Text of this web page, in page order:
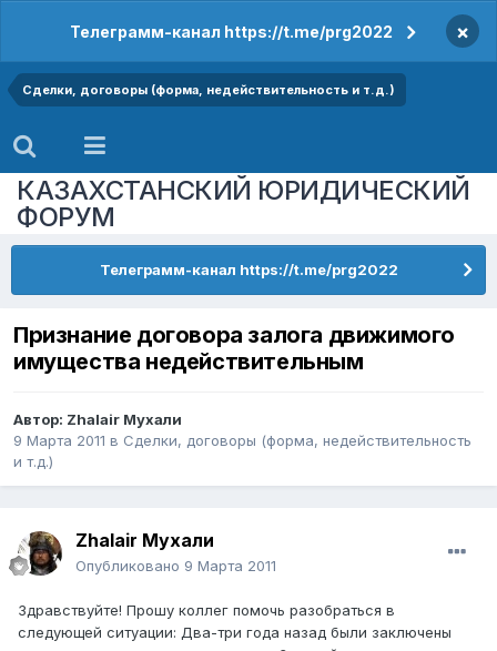
Телеграмм-канал https://t.me/prg2022 ×
Сделки, договоры (форма, недействительность и т.д.)
КАЗАХСТАНСКИЙ ЮРИДИЧЕСКИЙ
ФОРУМ
Телеграмм-канал https://t.me/prg2022
Признание договора залога движимого
имущества недействительным
Автор: Zhalair Мухали
9 Марта 2011 в Сделки, договоры (форма, недействительность
и т.д.)
Zhalair Мухали
Опубликовано 9 Марта 2011
Здравствуйте! Прошу коллег помочь разобраться в
следующей ситуации: Два-три года назад были заключены